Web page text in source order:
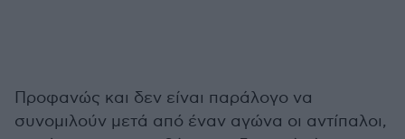
Προφανώς και δεν είναι παράλογο να
συνομιλούν μετά από έναν αγώνα οι αντίπαλοι,